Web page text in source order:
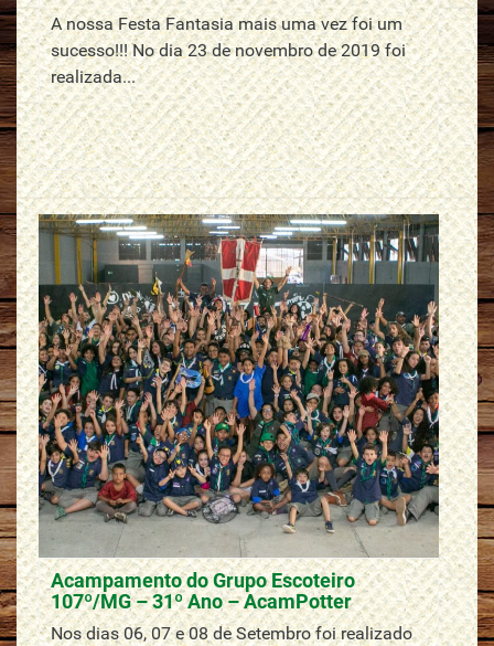
A nossa Festa Fantasia mais uma vez foi um
sucesso!!! No dia 23 de novembro de 2019 foi
realizada...
Acampamento do Grupo Escoteiro
107º/MG – 31º Ano – AcamPotter
Nos dias 06, 07 e 08 de Setembro foi realizado